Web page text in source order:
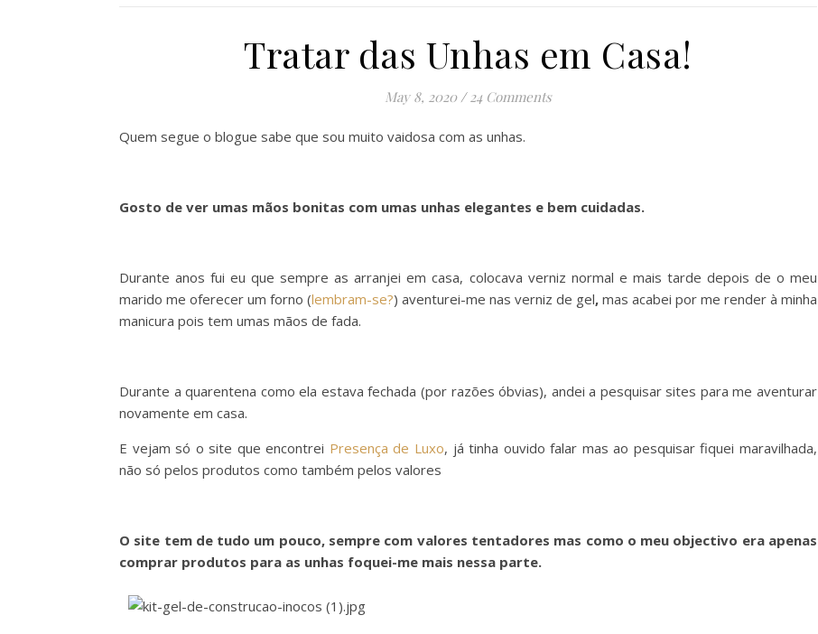
Tratar das Unhas em Casa!
May 8, 2020 / 24 Comments
Quem segue o blogue sabe que sou muito vaidosa com as unhas.
Gosto de ver umas mãos bonitas com umas unhas elegantes e bem cuidadas.
Durante anos fui eu que sempre as arranjei em casa, colocava verniz normal e mais tarde depois de o meu
marido me oferecer um forno (lembram-se?) aventurei-me nas verniz de gel, mas acabei por me render à minha
manicura pois tem umas mãos de fada.
Durante a quarentena como ela estava fechada (por razões óbvias), andei a pesquisar sites para me aventurar
novamente em casa.
E vejam só o site que encontrei Presença de Luxo, já tinha ouvido falar mas ao pesquisar fiquei maravilhada,
não só pelos produtos como também pelos valores
O site tem de tudo um pouco, sempre com valores tentadores mas como o meu objectivo era apenas
comprar produtos para as unhas foquei-me mais nessa parte.